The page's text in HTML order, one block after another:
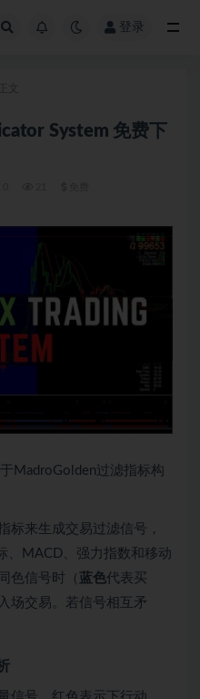
登录
System 免费下
MadroGolden过滤指标构
标来生成交易过滤信号，
、MACD、强力指数和移动
色信号时（ 蓝色代表买
场交易。若信号相互矛